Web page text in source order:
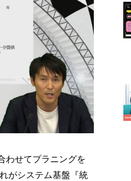
わせてプラニングを
がシステム基盤『統